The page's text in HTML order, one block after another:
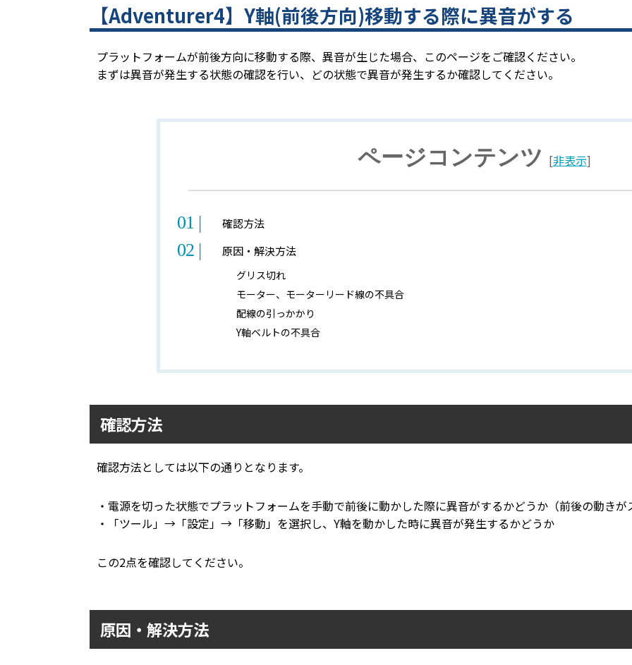
【Adventurer4】Y軸(前後方向)移動する際に異音がする
プラットフォームが前後方向に移動する際、異音が生じた場合、このページをご確認ください。
まずは異音が発生する状態の確認を行い、どの状態で異音が発生するか確認してください。
ページコンテンツ [非表示]
確認方法
原因・解決方法
グリス切れ
モーター、モーターリード線の不具合
配線の引っかかり
Y軸ベルトの不具合
確認方法
確認方法としては以下の通りとなります。
・電源を切った状態でプラットフォームを手動で前後に動かした際に異音がするかどうか（前後の動き
・「ツール」→「設定」→「移動」を選択し、Y軸を動かした時に異音が発生するかどうか
この2点を確認してください。
原因・解決方法